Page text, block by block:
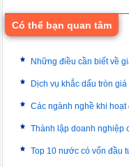
Có thể bạn quan tâm
Những điều cần biết về
Dịch vụ khắc dấu tròn giá
Các ngành nghề khi
Thành lập doanh nghiệp
Top 10 nước có vốn đầu